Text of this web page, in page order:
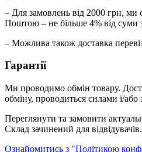
– Для замовлень від 2000 грн,
Поштою – не більше 4% від суми
– Можлива також доставка
Гарантії
Ми проводимо обмін товару.
обміну, проводиться силами і/або
Переглянути та замовити
Склад зачинений для відвідувачів.
Ознайомитись з "Політикою